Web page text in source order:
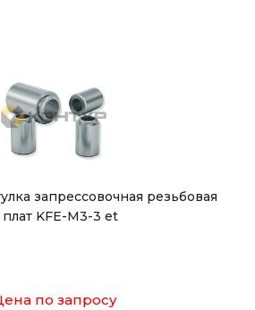
запрессовочная резьбовая
KFE-M3-3 et
по запросу